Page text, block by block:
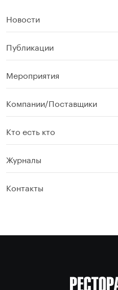
Новости
Публикации
Мероприятия
Компании/Поставщики
Кто есть кто
Журналы
Контакты